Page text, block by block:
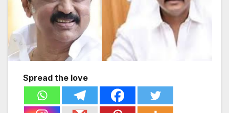
Spread the love